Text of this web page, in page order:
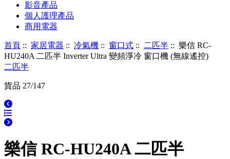
影音產品
個人護理產品
商用電器
首頁 :: 家居電器 :: 冷氣機 :: 窗口式 :: 二匹半 :: 樂信 RC-
HU240A 二匹半 Inverter Ultra 變頻淨冷 窗口機 (無線遙控)
二匹半
貨品 27/147
樂信 RC-HU240A 二匹半